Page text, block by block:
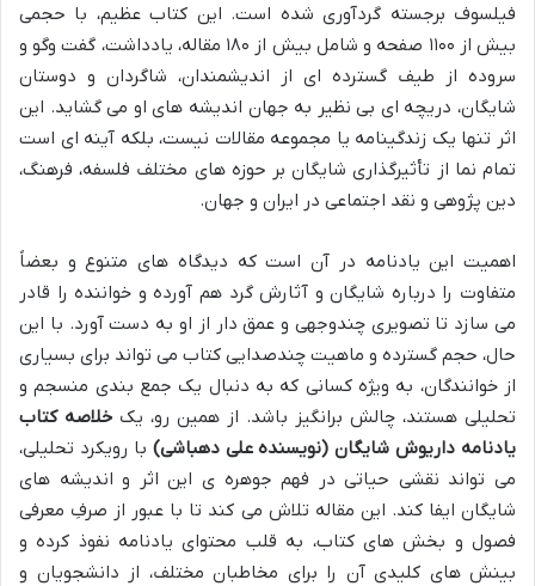
فیلسوف برجسته گردآوری شده است. این کتاب عظیم، با حجمی
بیش از ۱۱۰۰ صفحه و شامل بیش از ۱۸۰ مقاله، یادداشت، گفت وگو و
سروده از طیف گسترده ای از اندیشمندان، شاگردان و دوستان
شایگان، دریچه ای بی نظیر به جهان اندیشه های او می گشاید. این
اثر تنها یک زندگینامه یا مجموعه مقالات نیست، بلکه آینه ای است
تمام نما از تأثیرگذاری شایگان بر حوزه های مختلف فلسفه، فرهنگ،
دین پژوهی و نقد اجتماعی در ایران و جهان.
اهمیت این یادنامه در آن است که دیدگاه های متنوع و بعضاً
متفاوت را درباره شایگان و آثارش گرد هم آورده و خواننده را قادر
می سازد تا تصویری چندوجهی و عمق دار از او به دست آورد. با این
حال، حجم گسترده و ماهیت چندصدایی کتاب می تواند برای بسیاری
از خوانندگان، به ویژه کسانی که به دنبال یک جمع بندی منسجم و
تحلیلی هستند، چالش برانگیز باشد. از همین رو، یک خلاصه کتاب
یادنامه داریوش شایگان (نویسنده علی دهباشی) با رویکرد تحلیلی،
می تواند نقشی حیاتی در فهم جوهره ی این اثر و اندیشه های
شایگان ایفا کند. این مقاله تلاش می کند تا با عبور از صرفِ معرفی
فصول و بخش های کتاب، به قلب محتوای یادنامه نفوذ کرده و
بینش های کلیدی آن را برای مخاطبان مختلف، از دانشجویان و